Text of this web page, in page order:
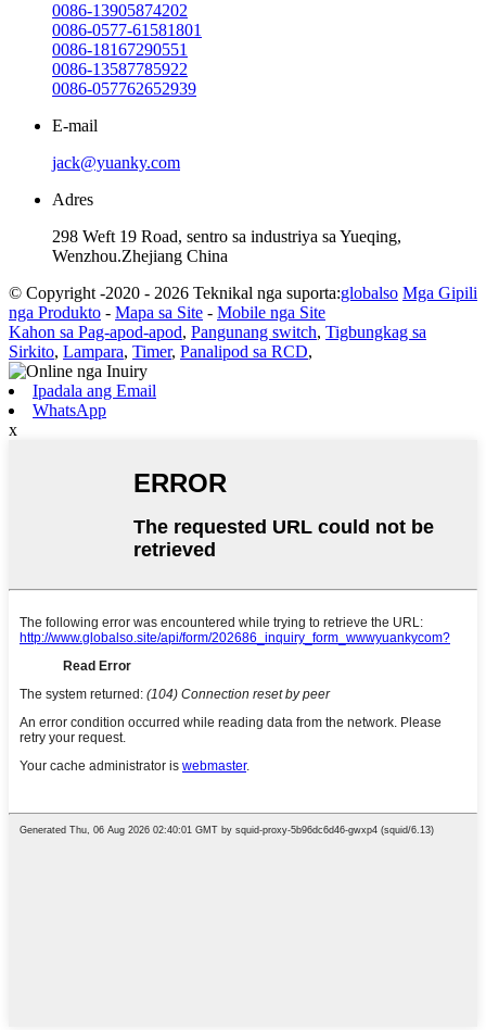
0086-13905874202
0086-0577-61581801
0086-18167290551
0086-13587785922
0086-057762652939
E-mail
jack@yuanky.com
Adres
298 Weft 19 Road, sentro sa industriya sa Yueqing,
Wenzhou.Zhejiang China
© Copyright -2020 - 2026 Teknikal nga suporta:globalso Mga Gipili
nga Produkto - Mapa sa Site - Mobile nga Site
Kahon sa Pag-apod-apod, Pangunang switch, Tigbungkag sa
Sirkito, Lampara, Timer, Panalipod sa RCD,
Ipadala ang Email
WhatsApp
x